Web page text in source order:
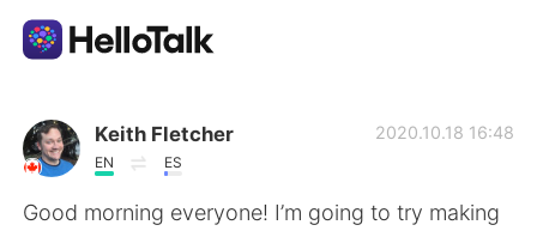
Language Exchange App
AI Grammar Checker
Keith Fletcher
EN ES
2020.10.18 16:48
Good morning everyone! I’m going to try making